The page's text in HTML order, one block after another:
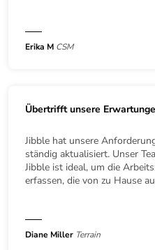
Erika M CSM
Übertrifft unsere
Jibble hat unsere
ständig aktualisiert. Unser
Jibble ist ideal, um die
erfassen, die von zu Hause
Diane Miller Terrain